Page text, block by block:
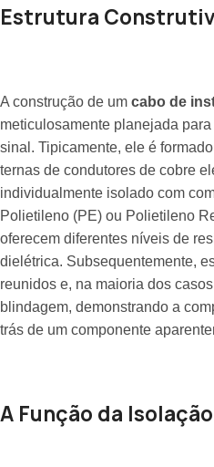
Estrutura
A construção de um cabo de
meticulosamente planejada
sinal. Tipicamente, ele é
ternas de condutores de cobre
individualmente isolado com
Polietileno (PE) ou Polietileno
oferecem diferentes níveis de
dielétrica. Subsequentemente,
reunidos e, na maioria dos
blindagem, demonstrando a
trás de um componente
A Função da Isolação